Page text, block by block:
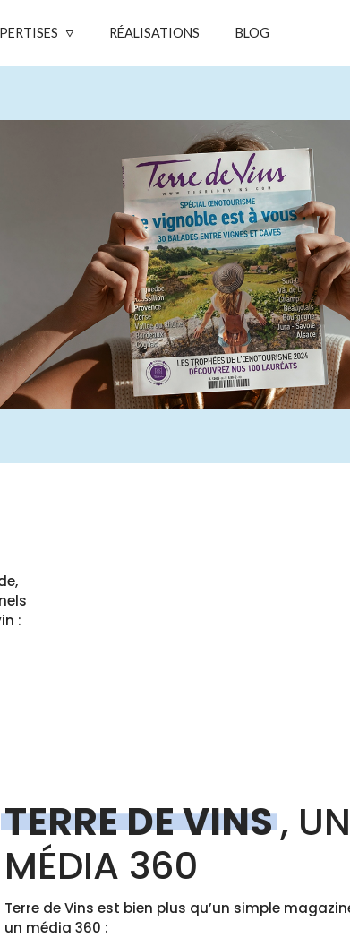
RÉALISATIONS BLOG
:
TERRE DE VINS, UN
MÉDIA 360
Terre de Vins est bien plus qu’un simple
un média 360 :